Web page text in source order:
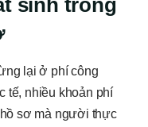
lại ở phí công
tế, nhiều khoản phí
sơ mà người thực